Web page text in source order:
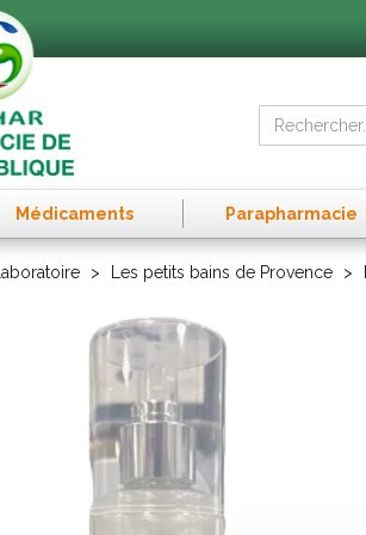
Médicaments Parapharmacie
Laboratoire Les petits bains de Provence